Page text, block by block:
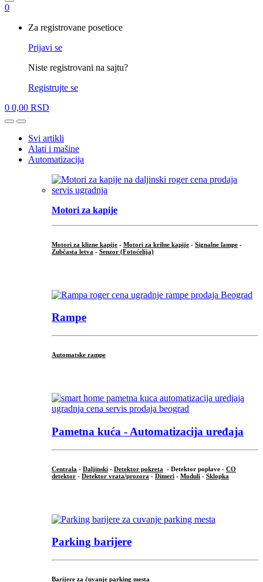
0
Za registrovane posetioce
Prijavi se
Niste registrovani na sajtu?
Registrujte se
0 0,00 RSD
OpenClose
Svi artikli
Alati i mašine
Automatizacija
Motori za kapije
Motori za klizne kapije - Motori za krilne kapije - Signalne lampe -
Zubčasta letva - Senzor (Fotoćelija)
Rampe
Automatske rampe
Pametna kuća - Automatizacija uređaja
Centrala - Daljinski - Detektor pokreta - Detektor poplave - CO
detektor - Detektor vrata/prozora - Dimeri - Moduli - Sklopka
Parking barijere
Barijere za čuvanje parking mesta